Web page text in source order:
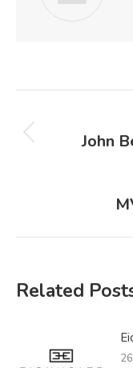
navigatie
John
Related